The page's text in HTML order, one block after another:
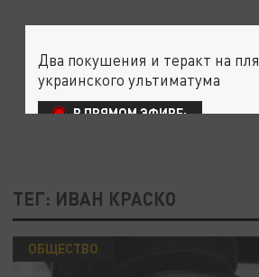
ТЕГ: ИВАН КРАСКО
ОБЩЕСТВО
Два покушения и теракт на
украинского ультиматума
В ПРЯМОМ ЭФИРЕ: